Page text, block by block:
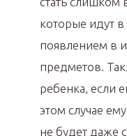
которые идут в
появлением в
предметов.
ребенка, если
этом случае
не будет даже